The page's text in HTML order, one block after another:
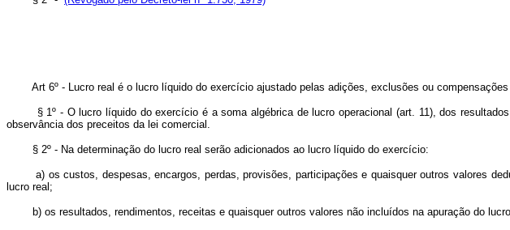
Art 6º - Lucro real é o lucro líquido do exercício ajustado pelas adições, exclusões ou compensações
§ 1º - O lucro líquido do exercício é a soma algébrica de lucro operacional (art. 11), dos resultados
observância dos preceitos da lei comercial.
§ 2º - Na determinação do lucro real serão adicionados ao lucro líquido do exercício:
a) os custos, despesas, encargos, perdas, provisões, participações e quaisquer outros valores
lucro real;
b) os resultados, rendimentos, receitas e quaisquer outros valores não incluídos na apuração do